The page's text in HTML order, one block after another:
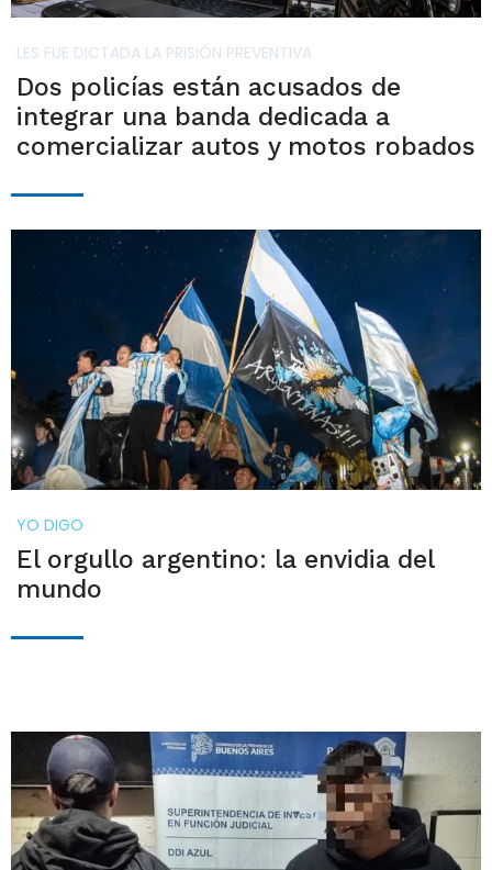
LES FUE DICTADA LA PRISIÓN PREVENTIVA
Dos policías están acusados de
integrar una banda dedicada a
comercializar autos y motos robados
YO DIGO
El orgullo argentino: la envidia del
mundo